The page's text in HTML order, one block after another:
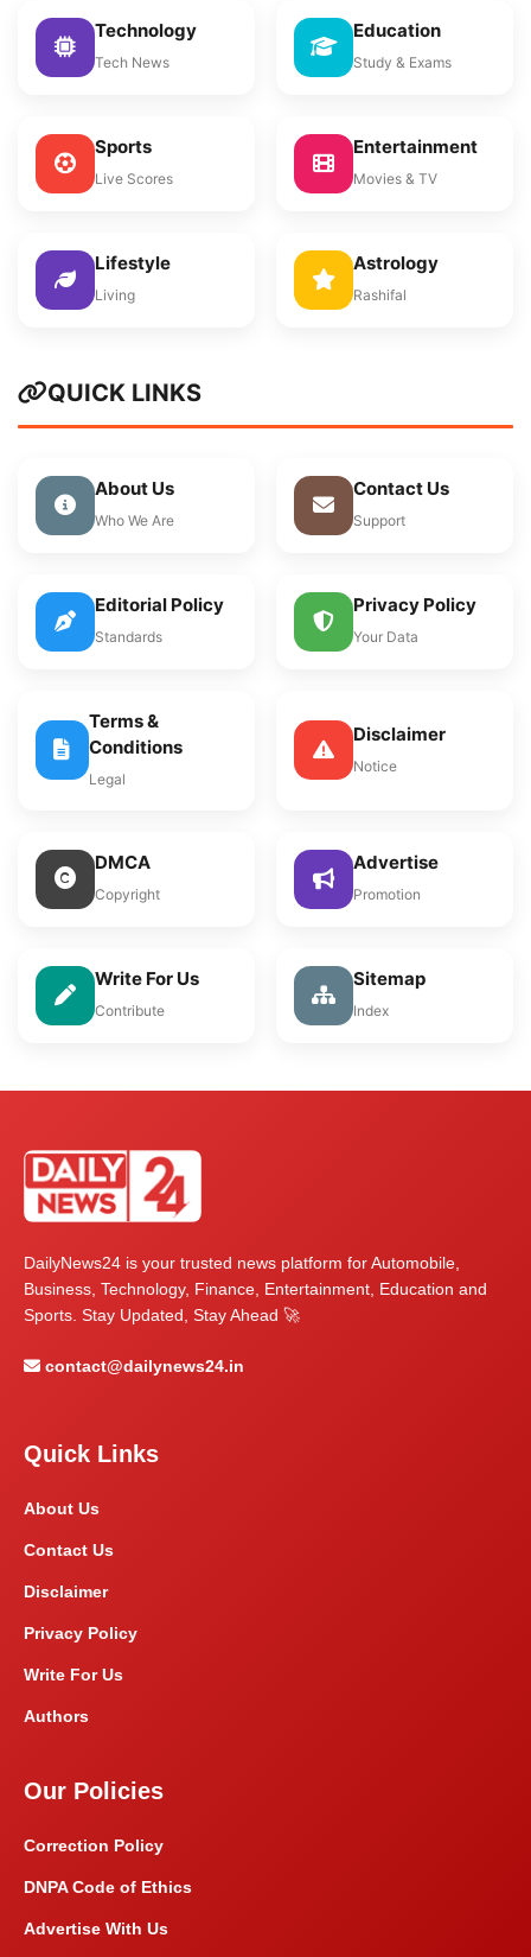
Technology
Tech News
Education
Study & Exams
Sports
Live Scores
Entertainment
Movies & TV
Lifestyle
Living
Astrology
Rashifal
QUICK LINKS
About Us
Who We Are
Contact Us
Support
Editorial Policy
Standards
Privacy Policy
Your Data
Terms &
Conditions
Legal
Disclaimer
Notice
DMCA
Copyright
Advertise
Promotion
Write For Us
Contribute
Sitemap
Index
DailyNews24 is your trusted news platform for Automobile,
Business, Technology, Finance, Entertainment, Education and
Sports. Stay Updated, Stay Ahead 🚀
contact@dailynews24.in
Quick Links
About Us
Contact Us
Disclaimer
Privacy Policy
Write For Us
Authors
Our Policies
Correction Policy
DNPA Code of Ethics
Advertise With Us